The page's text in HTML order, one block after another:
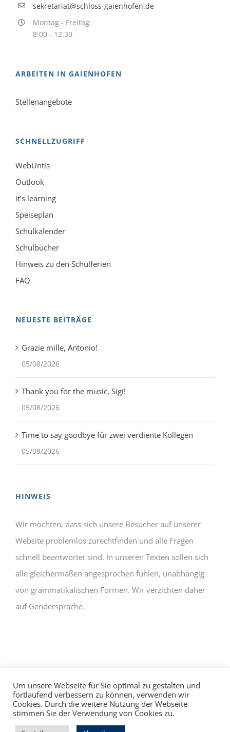
sekretariat@schloss-gaienhofen.de
Montag - Freitag:
8:00 - 12:30
ARBEITEN IN GAIENHOFEN
Stellenangebote
SCHNELLZUGRIFF
WebUntis
Outlook
it’s learning
Speiseplan
Schulkalender
Schulbücher
Hinweis zu den Schulferien
FAQ
NEUESTE BEITRÄGE
Grazie mille, Antonio!
05/08/2026
Thank you for the music, Sigi!
05/08/2026
Time to say goodbye für zwei verdiente Kollegen
05/08/2026
HINWEIS
Wir möchten, dass sich unsere Besucher auf unserer
Website problemlos zurechtfinden und alle Fragen
schnell beantwortet sind. In unseren Texten sollen sich
alle gleichermaßen angesprochen fühlen, unabhängig
von grammatikalischen Formen. Wir verzichten daher
auf Gendersprache.
Impressum Datenschutz©hallo!rot
Um unsere Webseite für Sie optimal zu gestalten und
fortlaufend verbessern zu können, verwenden wir
Cookies. Durch die weitere Nutzung der Webseite
stimmen Sie der Verwendung von Cookies zu.